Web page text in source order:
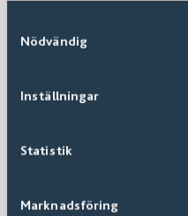
Nödvändig
Inställningar
Statistik
Marknadsföring